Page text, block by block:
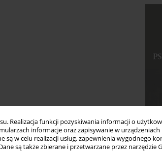
Realizacja funkcji pozyskiwania informacji o
informacje oraz zapisywanie w
w celu realizacji usług, zapewnienia wygodnego
są także zbierane i przetwarzane przez narzędzie